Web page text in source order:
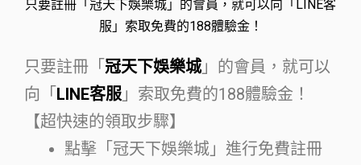
只要註冊「冠天下娛樂城」的會員，就可以向「LINE客
服」索取免費的188體驗金！
只要註冊「 冠天下娛樂城」的會員，就可以
向「 LINE客服 」索取免費的188體驗金！
【超快速的領取步驟】
點擊「冠天下娛樂城」進行免費註冊